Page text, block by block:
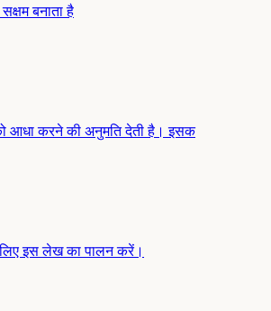
बनाता है
आधा करने की अनुमति देती है। इसक
इस लेख का पालन करें।